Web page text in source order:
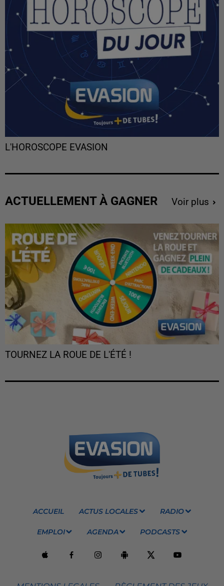
L'HOROSCOPE EVASION
ACTUELLEMENT À GAGNER Voir plus
TOURNEZ LA ROUE DE L'ÉTÉ !
ACCUEIL ACTUS LOCALES RADIO
EMPLOI AGENDA PODCASTS